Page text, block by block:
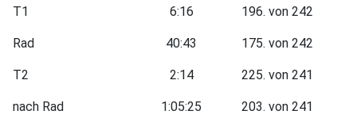
T1 6:16 196. von 242
Rad 40:43 175. von 242
T2 2:14 225. von 241
nach Rad 1:05:25 203. von 241